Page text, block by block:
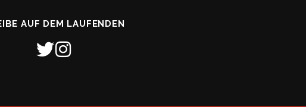
AUF DEM LAUFENDEN